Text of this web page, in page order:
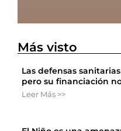
Más visto
Las defensas
pero su financiación
Leer Más >>